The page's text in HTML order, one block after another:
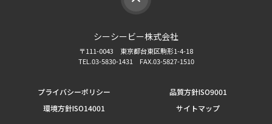
シーシービー株式会社
〒111-0043 東京都台東区駒形1-4-18
TEL.03-5830-1431 FAX.03-5827-1510
プライバシーポリシー
品質方針ISO9001
環境方針ISO14001
サイトマップ